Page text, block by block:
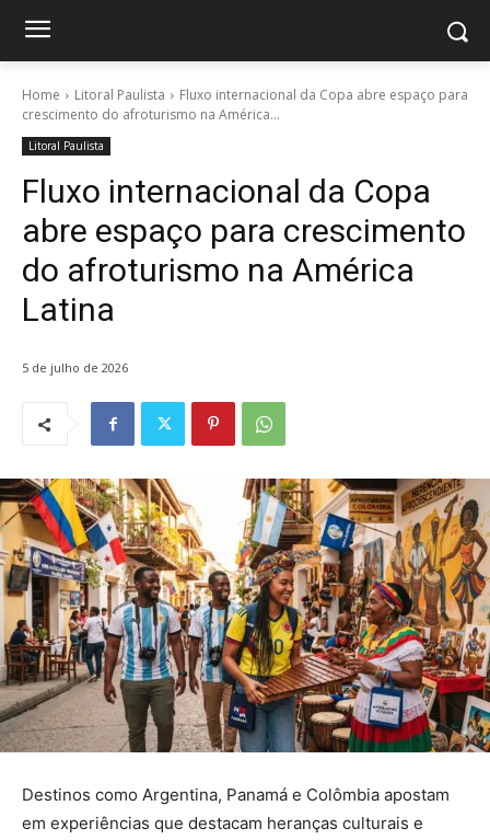
Home Litoral Paulista
Fluxo internacional da Copa abre espaço para
crescimento do afroturismo na América...
Litoral Paulista
Fluxo internacional da Copa
abre espaço para crescimento
do afroturismo na América
Latina
5 de julho de 2026
Destinos como Argentina, Panamá e Colômbia apostam
em experiências que destacam heranças culturais e